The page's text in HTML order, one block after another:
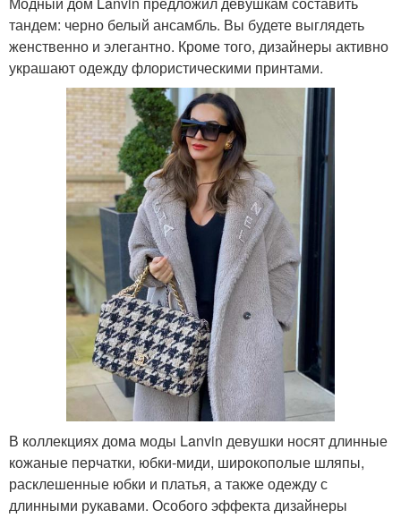
тандем: черно белый ансамбль. Вы будете выглядеть
женственно и элегантно. Кроме того, дизайнеры активно
украшают одежду флористическими принтами.
В коллекциях дома моды Lanvin девушки носят длинные
кожаные перчатки, юбки-миди, широкополые шляпы,
расклешенные юбки и платья, а также одежду с
длинными рукавами. Особого эффекта дизайнеры